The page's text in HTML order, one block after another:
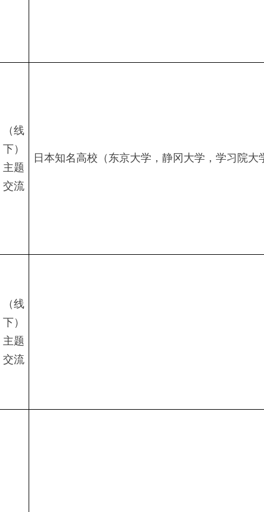
（线
下）
主题
交流
日本知名高校（东京大学，静冈大学，学习院大
（线
下）
主题
交流